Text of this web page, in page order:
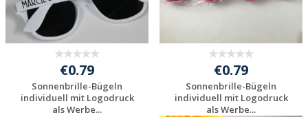
€0.79
Sonnenbrille-Bügeln
individuell mit Logodruck
als Werbe...
€0.79
Sonnenbrille-Bügeln
individuell mit Logodruck
als Werbe...